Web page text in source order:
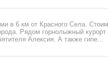
в 6 км от Красного Села.
Рядом горнолыжный курорт
Алексия. А также гипе...